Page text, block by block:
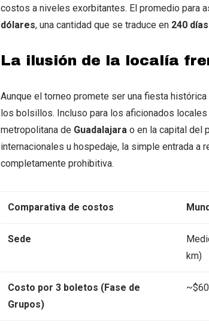
costos a niveles exorbitantes. El promedio para
dólares, una cantidad que se traduce en 240
La ilusión de la localía
Aunque el torneo promete ser una fiesta histórica
los bolsillos. Incluso para los aficionados
metropolitana de Guadalajara o en la capital del
internacionales u hospedaje, la simple entrada a
completamente prohibitiva.
Comparativa de costos
Sede
km)
Costo por 3 boletos (Fase de
Grupos)